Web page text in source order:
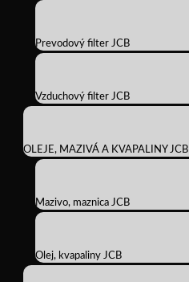
Prevodový filter JCB
Vzduchový filter JCB
OLEJE, MAZIVÁ A KVAPALINY JCB
Mazivo, maznica JCB
Olej, kvapaliny JCB